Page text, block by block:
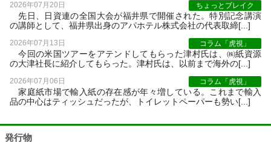
2026年07月20日 ちょっとブレイク
先日、日資連の全国大会が福井県で開催された。特別記念講演
の講師として、福井県出身のアパホテル株式会社の代表取締[...]
2026年07月13日 コラム「虎視」
今回の米国ツアーをアテンドしてもらった津村氏は、㈱紙資源
の大津社長に紹介してもらった。津村氏は、以前まで海外の[...]
2026年07月06日 コラム「虎視」
家庭紙市場で輸入紙の存在感が年々増している。これまで輸入
品の中心はティッシュだったが、トイレットペーパーも勢い[...]
発行物